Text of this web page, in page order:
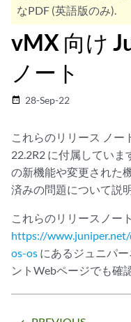
なPDF (英語版のみ).
vMX 向け
ノート
date_range 28-Sep-22
これらのリリース ノー
22.2R2 に付属してい
の新機能や変更された
済みの問題について説
これらのリリースノート
https://
os-os にあるジュニパ
ントWebページでも確